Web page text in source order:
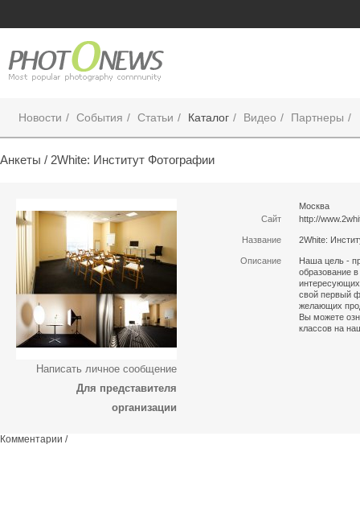
Новости События Статьи Каталог Видео Партнеры
Анкеты / 2White: Институт Фотографии
Написать личное сообщение
Для представителя
организации
Москва
Сайт
http://
Название 2White:
Описание
Наша цель -
образование
свой первый
желающих
Вы можете
классов на
Комментарии /